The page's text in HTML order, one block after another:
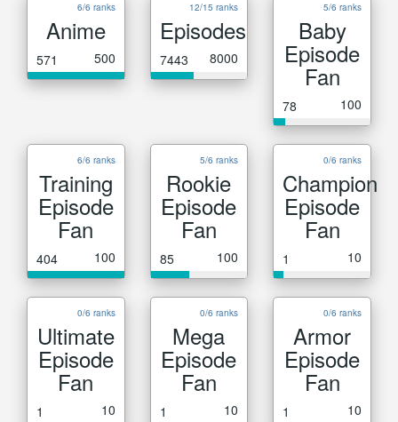
6/6 ranks
Anime
571 500
12/15 ranks
Episodes
7443 8000
5/6 ranks
Baby
Episode
Fan
78 100
6/6 ranks
Training
Episode
Fan
404 100
5/6 ranks
Rookie
Episode
Fan
85 100
0/6 ranks
Champion
Episode
Fan
1 10
0/6 ranks
Ultimate
Episode
Fan
1 10
0/6 ranks
Mega
Episode
Fan
1 10
0/6 ranks
Armor
Episode
Fan
1 10